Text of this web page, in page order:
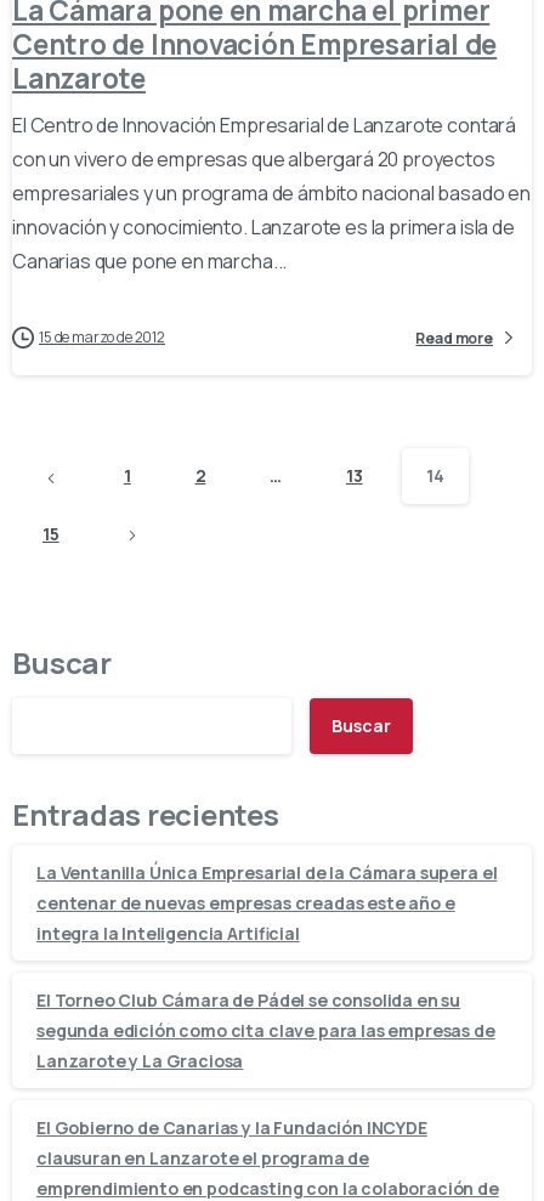
La Cámara pone en marcha el primer
Centro de Innovación Empresarial de
Lanzarote
El Centro de Innovación Empresarial de Lanzarote contará
con un vivero de empresas que albergará 20 proyectos
empresariales y un programa de ámbito nacional basado en
innovación y conocimiento. Lanzarote es la primera isla de
Canarias que pone en marcha...
15 de marzo de 2012 Read more
1 2 … 13 14
15
Buscar
Buscar
Entradas recientes
La Ventanilla Única Empresarial de la Cámara supera el
centenar de nuevas empresas creadas este año e
integra la Inteligencia Artificial
El Torneo Club Cámara de Pádel se consolida en su
segunda edición como cita clave para las empresas de
Lanzarote y La Graciosa
El Gobierno de Canarias y la Fundación INCYDE
clausuran en Lanzarote el programa de
emprendimiento en podcasting con la colaboración de